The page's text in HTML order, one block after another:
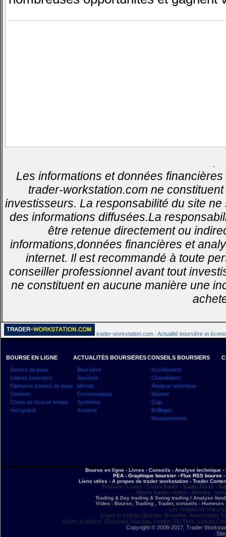
-
Les informations et données
trader-workstation.com ne
investisseurs. La responsabilité du site
des informations diffusées.La
être retenue directement ou
informations,données financières et
internet. Il est recommandé à toute
conseiller professionnel avant tout
ne constituent en aucune manière une
trader-workstation.com : Actualité boursière et
BOURSE EN LIGNE
Bourse de paris
Indices boursiers
Palmares bourse de paris
Devises
Cours de bourse temps
réel gratuit
ACTUALITÉS BOURSIÈRES
Boursière
Sociétés
Monde
Communiqués
Synthèse
A suivre
CONSEILS BOURSIERS
Accélération
Chandeliers
Analyse technique
Volume
Gap
Bollinger
Retournement
Bourse en ligne - Livres - Conseils - Analyse technique
PEA - Graphique boursier - Flux RSS bourse
Liens utiles - A propos de trader workstation - Trader
Finance - Livres - Livres Forex - Trader Forex -
Savoir trader - video - Articles -
Trading & Day trading & Swing trading / Analyse
Video : Bourse, Trading , Trader, conseils -
Les risques de
Cours et indices (Europe, Bruxelles, Amsterdam,
Cours et indices (Euronext, Nasdaq, London SE, DAX, Indices
Copyright © 2008-2017, Trader